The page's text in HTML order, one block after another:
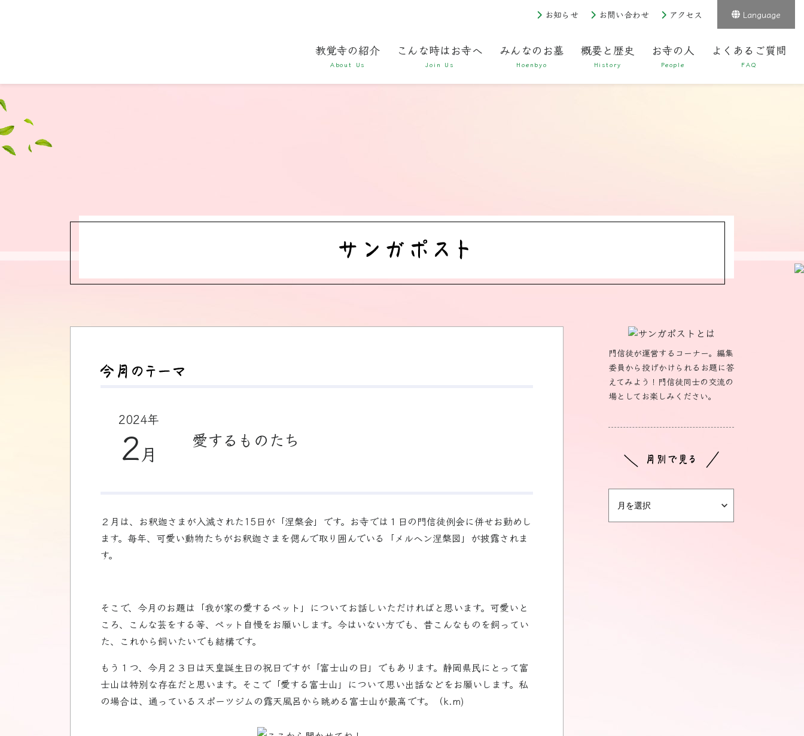
教覚寺の紹介
About Us
こんな時はお寺へ
Join Us
みんなのお墓
Hoenbyo
概要と歴史
History
お寺の人
People
よくあるご質問
FAQ
お知らせ お問い合わせ アクセス Language
2024年
2月
愛するものたち
２月は、お釈迦さまが入滅された15日が「涅槃会」です。お寺では１日の門信徒例会に併せお勤めし
ます。毎年、可愛い動物たちがお釈迦さまを偲んで取り囲んでいる「メルヘン涅槃図」が披露されま
す。
そこで、今月のお題は「我が家の愛するペット」についてお話しいただければと思います。可愛いと
ころ、こんな芸をする等、ペット自慢をお願いします。今はいない方でも、昔こんなものを飼ってい
た、これから飼いたいでも結構です。
もう１つ、今月２３日は天皇誕生日の祝日ですが「富士山の日」でもあります。静岡県民にとって富
士山は特別な存在だと思います。そこで「愛する富士山」について思い出話などをお願いします。私
の場合は、通っているスポーツジムの露天風呂から眺める富士山が最高です。（k.m)
門信徒が運営するコーナー。編集
委員から投げかけられるお題に答
えてみよう！門信徒同士の交流の
場としてお楽しみください。